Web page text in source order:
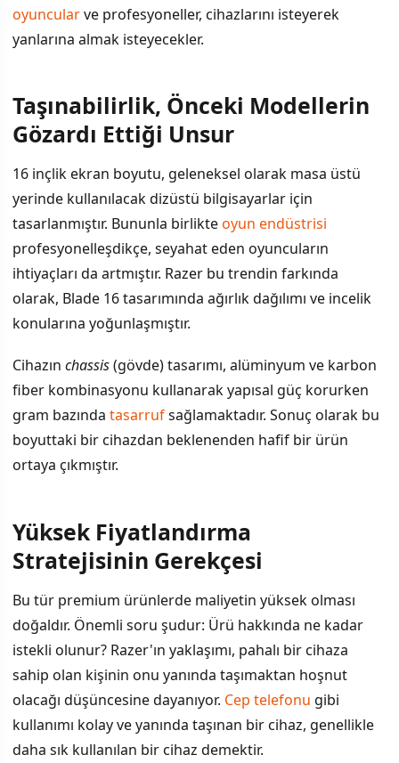
oyuncularve profesyoneller, cihazlarını isteyerek
yanlarına almak isteyecekler.
İÇINDEKILER
Yüksek Fiyatlandırma Stratejisinin Gerekçesi
Taşınabilirlik, Önceki Modellerin
Gözardı Ettiği Unsur
16 inçlik ekran boyutu, geleneksel olarak masa üstü
yerinde kullanılacak dizüstü bilgisayarlar için
tasarlanmıştır. Bununla birlikteoyun endüstrisi
profesyonelleşdikçe, seyahat eden oyuncuların
ihtiyaçları da artmıştır. Razer bu trendin farkında
olarak, Blade 16 tasarımında ağırlık dağılımı ve incelik
konularına yoğunlaşmıştır.
Cihazın chassis(gövde) tasarımı, alüminyum ve karbon
fiber kombinasyonu kullanarak yapısal güç korurken
gram bazında tasarrufsağlamaktadır. Sonuç olarak bu
boyuttaki bir cihazdan beklenenden hafif bir ürün
ortaya çıkmıştır.
Yüksek Fiyatlandırma
Stratejisinin Gerekçesi
Bu tür premium ürünlerde maliyetin yüksek olması
doğaldır. Önemli soru şudur: Ürü hakkında ne kadar
istekli olunur? Razer'ın yaklaşımı, pahalı bir cihaza
sahip olan kişinin onu yanında taşımaktan hoşnut
olacağı düşüncesine dayanıyor. Cep telefonu gibi
kullanımı kolay ve yanında taşınan bir cihaz, genellikle
daha sık kullanılan bir cihaz demektir.